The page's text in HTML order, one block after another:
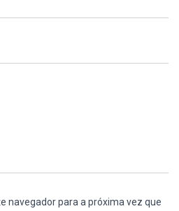
navegador para a próxima vez que